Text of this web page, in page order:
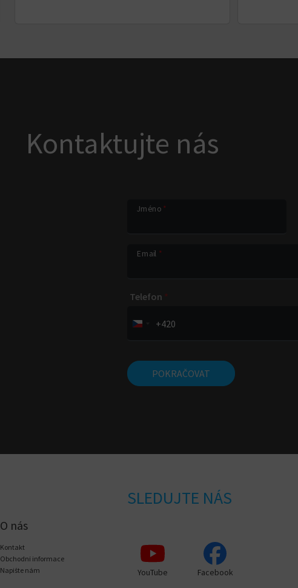
Kontaktujte nás
Jméno *
Email *
Telefon *
+420
POKRAČOVAT
O nás
Kontakt
Obchodní informace
Napište nám
SLEDUJTE NÁS
YouTube Facebook